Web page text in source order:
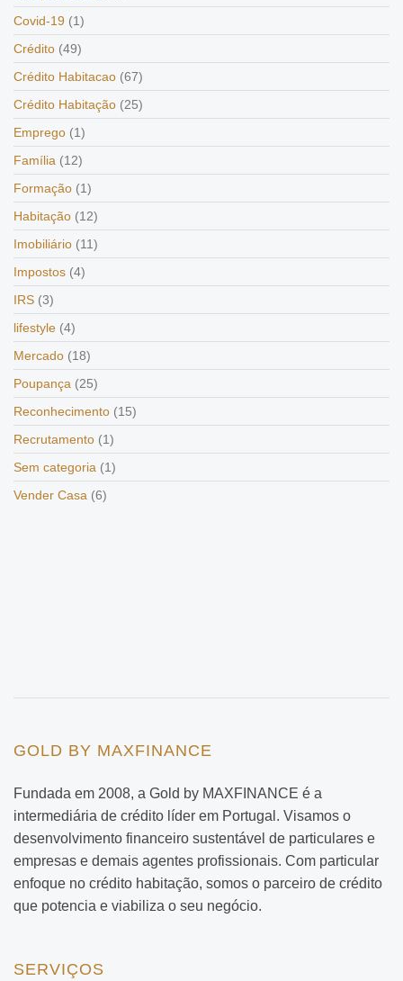
Covid-19 (1)
Crédito (49)
Crédito Habitacao (67)
Crédito Habitação (25)
Emprego (1)
Família (12)
Formação (1)
Habitação (12)
Imobiliário (11)
Impostos (4)
IRS (3)
lifestyle (4)
Mercado (18)
Poupança (25)
Reconhecimento (15)
Recrutamento (1)
Sem categoria (1)
Vender Casa (6)
GOLD BY MAXFINANCE
Fundada em 2008, a Gold by MAXFINANCE é a
intermediária de crédito líder em Portugal. Visamos o
desenvolvimento financeiro sustentável de particulares e
empresas e demais agentes profissionais. Com particular
enfoque no crédito habitação, somos o parceiro de crédito
que potencia e viabiliza o seu negócio.
SERVIÇOS